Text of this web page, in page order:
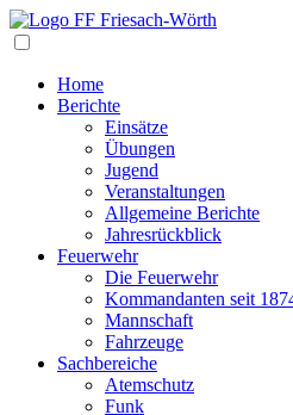
Home
Berichte
Einsätze
Übungen
Jugend
Veranstaltungen
Allgemeine Berichte
Jahresrückblick
Feuerwehr
Die Feuerwehr
Kommandanten seit
Mannschaft
Fahrzeuge
Sachbereiche
Atemschutz
Funk